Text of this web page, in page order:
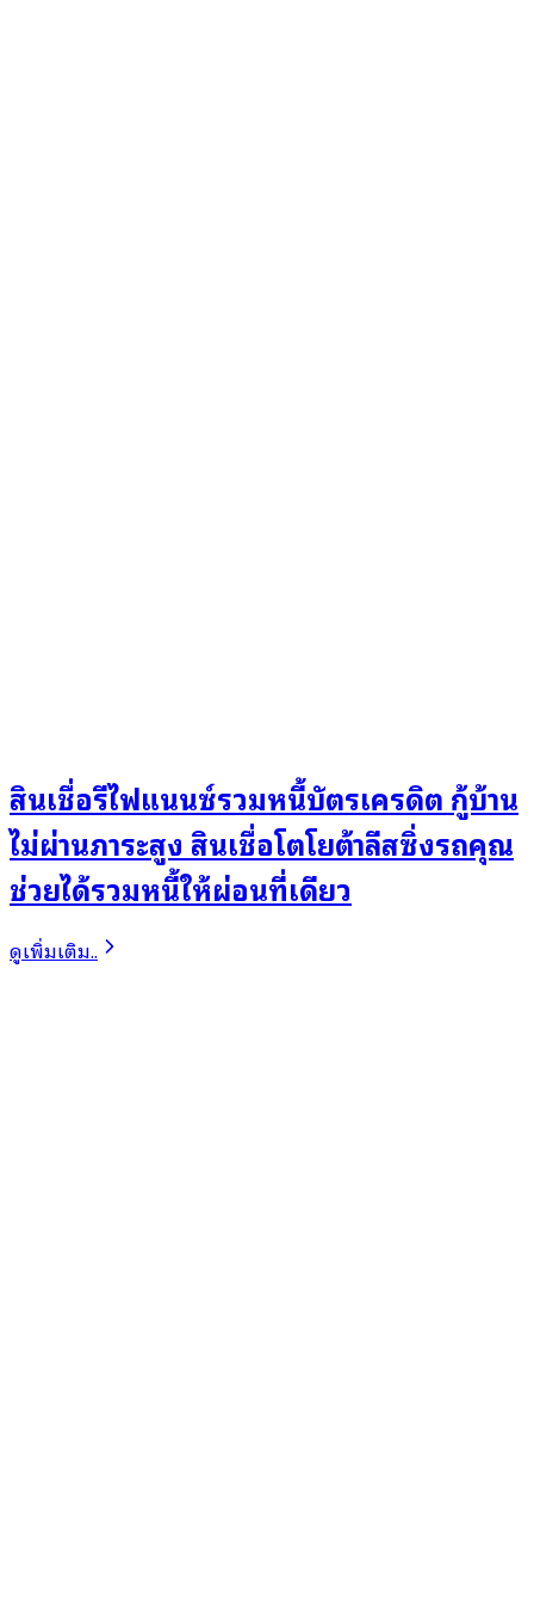
สินเชื่อรีไฟแนนซ์รวมหนี้บัตรเครดิต กู้บ้าน
ไม่ผ่านภาระสูง สินเชื่อโตโยต้าลีสซิ่งรถคุณ
ช่วยได้รวมหนี้ให้ผ่อนที่เดียว
ดูเพิ่มเติม..